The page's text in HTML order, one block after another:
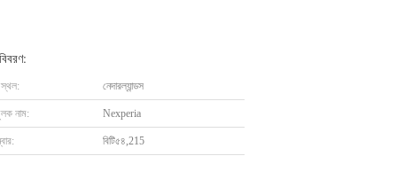
নেদারল্যান্ডস
নাম: Nexperia
বিটি৫৪,215